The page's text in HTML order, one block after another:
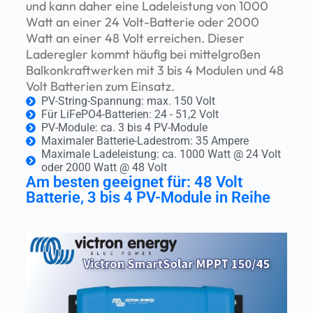
und kann daher eine Ladeleistung von 1000
Watt an einer 24 Volt-Batterie oder 2000
Watt an einer 48 Volt erreichen. Dieser
Laderegler kommt häufig bei mittelgroßen
Balkonkraftwerken mit 3 bis 4 Modulen und 48
Volt Batterien zum Einsatz.
PV-String-Spannung: max. 150 Volt
Für LiFePO4-Batterien: 24 - 51,2 Volt
PV-Module: ca. 3 bis 4 PV-Module
Maximaler Batterie-Ladestrom: 35 Ampere
Maximale Ladeleistung: ca. 1000 Watt @ 24 Volt
oder 2000 Watt @ 48 Volt
Am besten geeignet für: 48 Volt
Batterie, 3 bis 4 PV-Module in Reihe